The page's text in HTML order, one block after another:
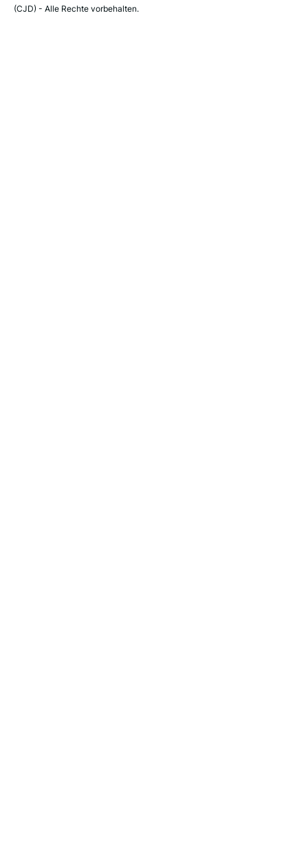
(CJD) - Alle Rechte vorbehalten.